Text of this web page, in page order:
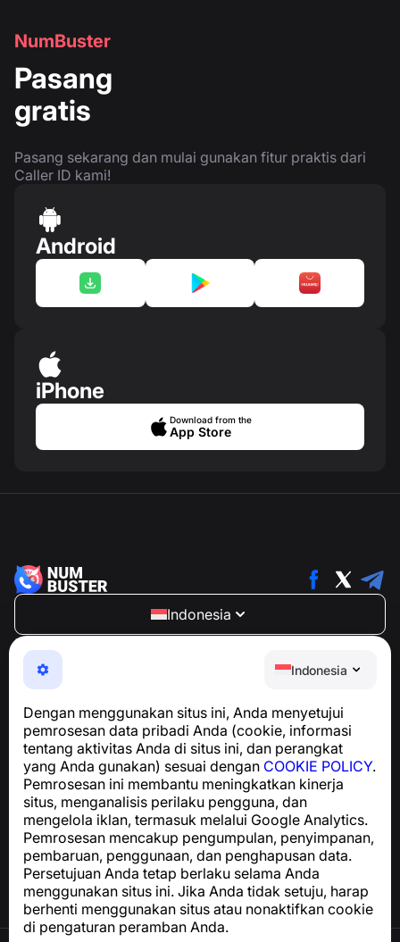
Indonesia
Dengan menggunakan situs ini, Anda menyetujui
pemrosesan data pribadi Anda (cookie, informasi
tentang aktivitas Anda di situs ini, dan perangkat
yang Anda gunakan) sesuai dengan COOKIE POLICY.
Pemrosesan ini membantu meningkatkan kinerja
situs, menganalisis perilaku pengguna, dan
mengelola iklan, termasuk melalui Google Analytics.
Pemrosesan mencakup pengumpulan, penyimpanan,
pembaruan, penggunaan, dan penghapusan data.
Persetujuan Anda tetap berlaku selama Anda
menggunakan situs ini. Jika Anda tidak setuju, harap
berhenti menggunakan situs atau nonaktifkan cookie
di pengaturan peramban Anda.
NumBuster
Pasang
gratis
Pasang sekarang dan mulai gunakan fitur praktis dari
Caller ID kami!
Android
iPhone
Download from the
App Store
Indonesia
NumBuster © 2013—2026 ·
Aplikasi yang mudah digunakan untuk melindungi Anda
dari penipuan telepon, spam, dan pesan yang tidak
Untuk pertanyaan terkait kepatuhan GDPR:
support@numbuster.com
Pusat Bantuan
Berita dan Artikel
Tentang proyek
Kontak